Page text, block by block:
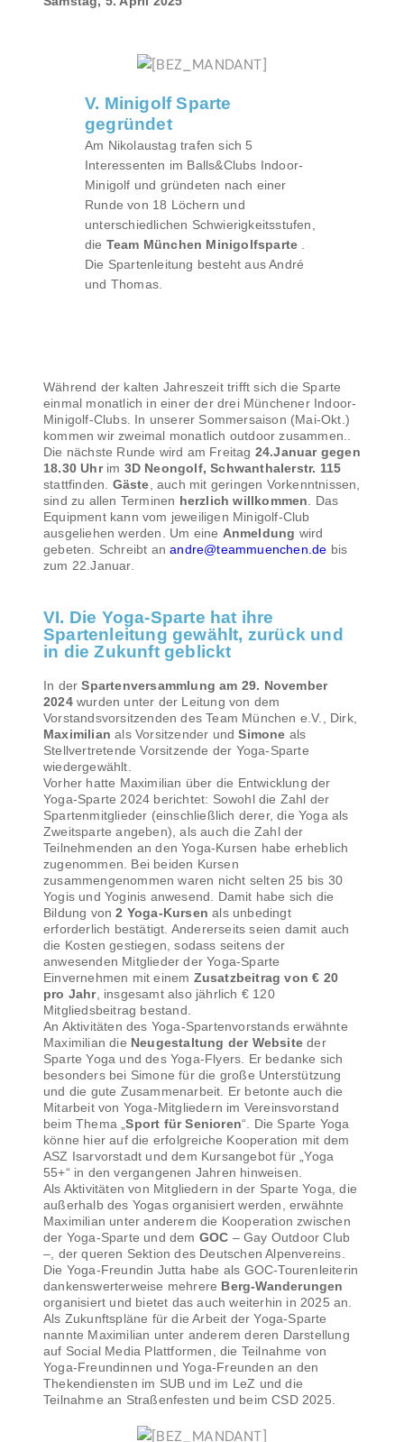
V. Minigolf Sparte
gegründet
Am Nikolaustag trafen sich 5
Interessenten im Balls&Clubs Indoor-
Minigolf und gründeten nach einer
Runde von 18 Löchern und
unterschiedlichen Schwierigkeitsstufen,
die Team München Minigolfsparte
Die Spartenleitung besteht aus André
und Thomas.
Während der kalten Jahreszeit trifft sich die Sparte
einmal monatlich in einer der drei Münchener Indoor-
Minigolf-Clubs. In unserer Sommersaison (Mai-Okt.)
kommen wir zweimal monatlich outdoor zusammen..
Die nächste Runde wird am Freitag 24.Januar gegen
18.30 Uhrim 3D Neongolf, Schwanthalerstr. 115
stattfinden. Gäste , auch mit geringen Vorkenntnissen,
sind zu allen Terminen herzlich willkommen . Das
Equipment kann vom jeweiligen Minigolf-Club
ausgeliehen werden. Um eine Anmeldung wird
gebeten. Schreibt anandre@teammuenchen.de bis
zum 22.Januar.
VI. Die Yoga-Sparte hat ihre
Spartenleitung gewählt, zurück und
in die Zukunft geblickt
In derSpartenversammlung am 29. November
2024wurden unter der Leitung von dem
Vorstandsvorsitzenden des Team München e.V., Dirk,
Maximilian als Vorsitzender undSimone als
Stellvertretende Vorsitzende der Yoga-Sparte
wiedergewählt.
Vorher hatte Maximilian über die Entwicklung der
Yoga-Sparte 2024 berichtet: Sowohl die Zahl der
Spartenmitglieder (einschließlich derer, die Yoga als
Zweitsparte angeben), als auch die Zahl der
Teilnehmenden an den Yoga-Kursen habe erheblich
zugenommen. Bei beiden Kursen
zusammengenommen waren nicht selten 25 bis 30
Yogis und Yoginis anwesend. Damit habe sich die
Bildung von2 Yoga-Kursen als unbedingt
erforderlich bestätigt. Andererseits seien damit auch
die Kosten gestiegen, sodass seitens der
anwesenden Mitglieder der Yoga-Sparte
Einvernehmen mit einem Zusatzbeitrag von € 20
pro Jahr, insgesamt also jährlich € 120
Mitgliedsbeitrag bestand.
An Aktivitäten des Yoga-Spartenvorstands erwähnte
Maximilian die Neugestaltung der Website der
Sparte Yoga und des Yoga-Flyers. Er bedanke sich
besonders bei Simone für die große Unterstützung
und die gute Zusammenarbeit. Er betonte auch die
Mitarbeit von Yoga-Mitgliedern im Vereinsvorstand
beim Thema „Sport für Senioren“. Die Sparte Yoga
könne hier auf die erfolgreiche Kooperation mit dem
ASZ Isarvorstadt und dem Kursangebot für „Yoga
55+“ in den vergangenen Jahren hinweisen.
Als Aktivitäten von Mitgliedern in der Sparte Yoga, die
außerhalb des Yogas organisiert werden, erwähnte
Maximilian unter anderem die Kooperation zwischen
der Yoga-Sparte und dem GOC – Gay Outdoor Club
–, der queren Sektion des Deutschen Alpenvereins.
Die Yoga-Freundin Jutta habe als GOC-Tourenleiterin
dankenswerterweise mehrere Berg-Wanderungen
organisiert und bietet das auch weiterhin in 2025 an.
Als Zukunftspläne für die Arbeit der Yoga-Sparte
nannte Maximilian unter anderem deren Darstellung
auf Social Media Plattformen, die Teilnahme von
Yoga-Freundinnen und Yoga-Freunden an den
Thekendiensten im SUB und im LeZ und die
Teilnahme an Straßenfesten und beim CSD 2025.